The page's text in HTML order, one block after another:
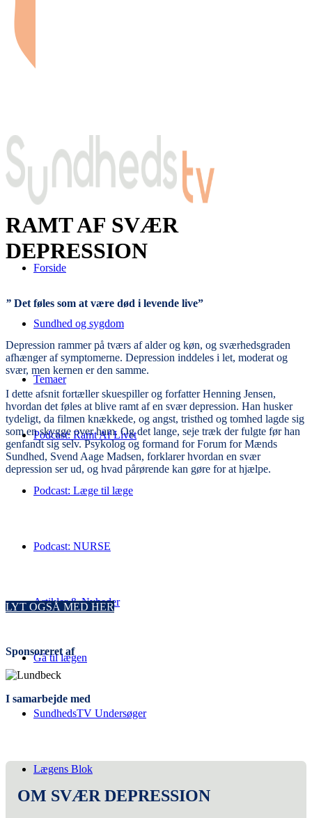
Forside
Sundhed og sygdom
Temaer
Podcast: Ramt Af Livet
Podcast: Læge til læge
Podcast: NURSE
Artikler & Nyheder
Gå til lægen
SundhedsTV Undersøger
Lægens Blok
RAMT AF SVÆR
DEPRESSION
” Det føles som at være død i levende live”
Depression rammer på tværs af alder og køn, og sværhedsgraden
afhænger af symptomerne. Depression inddeles i let, moderat og
svær, men kernen er den samme.
I dette afsnit fortæller skuespiller og forfatter Henning Jensen,
hvordan det føles at blive ramt af en svær depression. Han husker
tydeligt, da filmen knækkede, og angst, tristhed og tomhed lagde sig
som en skygge over ham. Og det lange, seje træk der fulgte før han
genfandt sig selv. Psykolog og formand for Forum for Mænds
Sundhed, Svend Aage Madsen, forklarer hvordan en svær
depression ser ud, og hvad pårørende kan gøre for at hjælpe.
LYT OGSÅ MED HER
Sponsoreret af
I samarbejde med
OM SVÆR DEPRESSION